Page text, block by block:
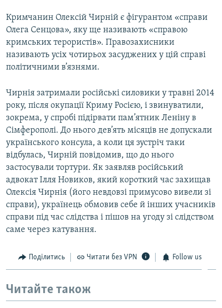
Кримчанин Олексій Чирній є фігурантом «справи
Олега Сенцова», яку ще називають «справою
кримських терористів». Правозахисники
називають усіх чотирьох засуджених у цій справі
політичними в’язнями.
Чирнія затримали російські силовики у травні 2014
року, після окупації Криму Росією, і звинуватили,
зокрема, у спробі підірвати пам’ятник Леніну в
Сімферополі. До нього дев’ять місяців не допускали
українського консула, а коли ця зустріч таки
відбулась, Чирній повідомив, що до нього
застосували тортури. Як заявляв російський
адвокат Ілля Новиков, який короткий час захищав
Олексія Чирнія (його невдовзі примусово вивели зі
справи), українець обмовив себе й інших учасників
справи під час слідства і пішов на угоду зі слідством
саме через катування.
Поділитись Читати без VPN Follow us
Читайте також